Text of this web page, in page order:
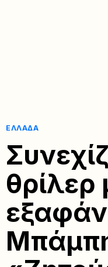
ΕΛΛΆΔΑ
θρίλερ